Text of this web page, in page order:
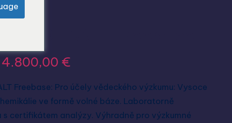
4.800,00 €
Freebase: Pro účely vědeckého výzkumu: Vysoce
ve formě volné báze. Laboratorně
certifikátem analýzy. Výhradně pro výzkumné